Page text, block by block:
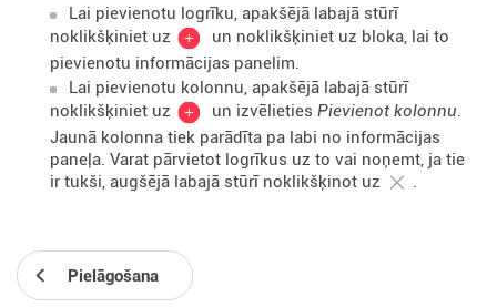
Lai pievienotu logrīku, apakšējā labajā stūrī
noklikšķiniet uz
un noklikšķiniet uz bloka, lai to
pievienotu informācijas panelim.
Lai pievienotu kolonnu, apakšējā labajā stūrī
noklikšķiniet uz
un izvēlieties Pievienot kolonnu.
Jaunā kolonna tiek parādīta pa labi no informācijas
paneļa. Varat pārvietot logrīkus uz to vai noņemt, ja tie
ir tukši, augšējā labajā stūrī noklikšķinot uz
Pielāgošana